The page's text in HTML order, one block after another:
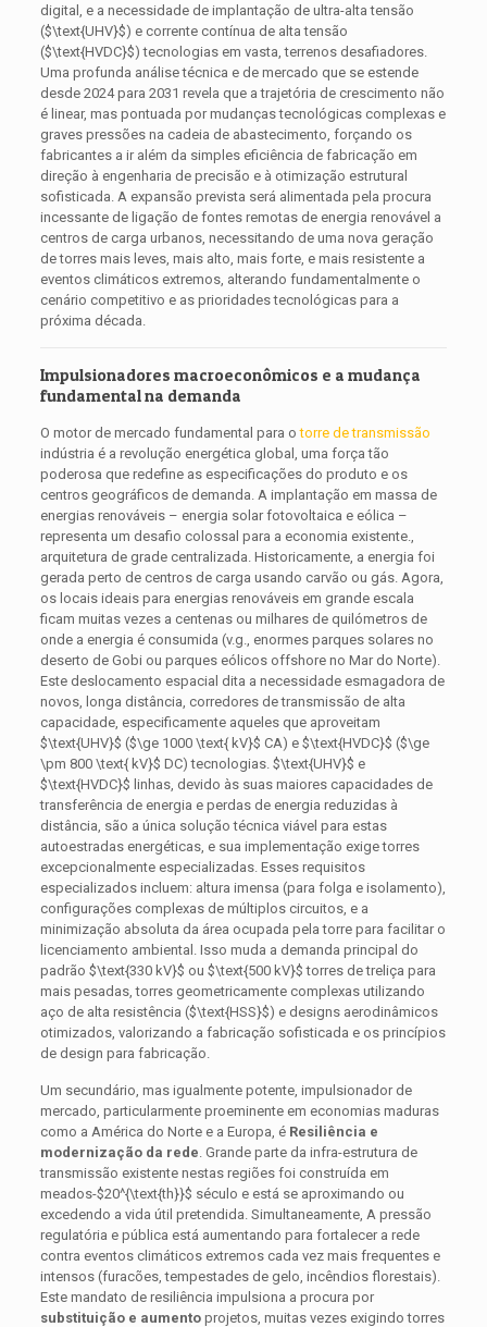
digital, e a necessidade de implantação de ultra-alta tensão
($\text{UHV}$) e corrente contínua de alta tensão
($\text{HVDC}$) tecnologias em vasta, terrenos desafiadores.
Uma profunda análise técnica e de mercado que se estende
desde 2024 para 2031 revela que a trajetória de crescimento não
é linear, mas pontuada por mudanças tecnológicas complexas e
graves pressões na cadeia de abastecimento, forçando os
fabricantes a ir além da simples eficiência de fabricação em
direção à engenharia de precisão e à otimização estrutural
sofisticada. A expansão prevista será alimentada pela procura
incessante de ligação de fontes remotas de energia renovável a
centros de carga urbanos, necessitando de uma nova geração
de torres mais leves, mais alto, mais forte, e mais resistente a
eventos climáticos extremos, alterando fundamentalmente o
cenário competitivo e as prioridades tecnológicas para a
próxima década.
Impulsionadores macroeconômicos e a mudança
fundamental na demanda
O motor de mercado fundamental para otorre de transmissão
indústria é a revolução energética global, uma força tão
poderosa que redefine as especificações do produto e os
centros geográficos de demanda. A implantação em massa de
energias renováveis ​​– energia solar fotovoltaica e eólica –
representa um desafio colossal para a economia existente.,
arquitetura de grade centralizada. Historicamente, a energia foi
gerada perto de centros de carga usando carvão ou gás. Agora,
os locais ideais para energias renováveis ​​em grande escala
ficam muitas vezes a centenas ou milhares de quilómetros de
onde a energia é consumida (v.g., enormes parques solares no
deserto de Gobi ou parques eólicos offshore no Mar do Norte).
Este deslocamento espacial dita a necessidade esmagadora de
novos, longa distância, corredores de transmissão de alta
capacidade, especificamente aqueles que aproveitam
$\text{UHV}$ ($\ge 1000 \text{ kV}$ CA) e $\text{HVDC}$ ($\ge
\pm 800 \text{ kV}$ DC) tecnologias. $\text{UHV}$ e
$\text{HVDC}$ linhas, devido às suas maiores capacidades de
transferência de energia e perdas de energia reduzidas à
distância, são a única solução técnica viável para estas
autoestradas energéticas, e sua implementação exige torres
excepcionalmente especializadas. Esses requisitos
especializados incluem: altura imensa (para folga e isolamento),
configurações complexas de múltiplos circuitos, e a
minimização absoluta da área ocupada pela torre para facilitar o
licenciamento ambiental. Isso muda a demanda principal do
padrão $\text{330 kV}$ ou $\text{500 kV}$ torres de treliça para
mais pesadas, torres geometricamente complexas utilizando
aço de alta resistência ($\text{HSS}$) e designs aerodinâmicos
otimizados, valorizando a fabricação sofisticada e os princípios
de design para fabricação.
Um secundário, mas igualmente potente, impulsionador de
mercado, particularmente proeminente em economias maduras
como a América do Norte e a Europa, é Resiliência e
modernização da rede . Grande parte da infra-estrutura de
transmissão existente nestas regiões foi construída em
meados-$20^{\text{th}}$ século e está se aproximando ou
excedendo a vida útil pretendida. Simultaneamente, A pressão
regulatória e pública está aumentando para fortalecer a rede
contra eventos climáticos extremos cada vez mais frequentes e
intensos (furacões, tempestades de gelo, incêndios florestais).
Este mandato de resiliência impulsiona a procura por
substituição e aumentoprojetos, muitas vezes exigindo torres